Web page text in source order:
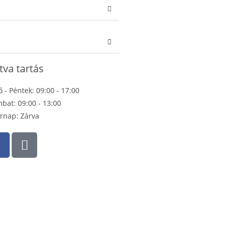
tartás
- Péntek: 09:00 - 17:00
09:00 - 13:00
Zárva